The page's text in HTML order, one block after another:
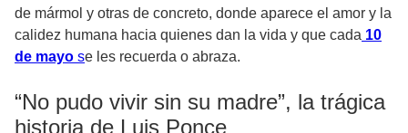
de mármol y otras de concreto, donde aparece el amor y la
calidez humana hacia quienes dan la vida y que cada 10
de mayo se les recuerda o abraza.
“No pudo vivir sin su madre”, la trágica
historia de Luis Ponce